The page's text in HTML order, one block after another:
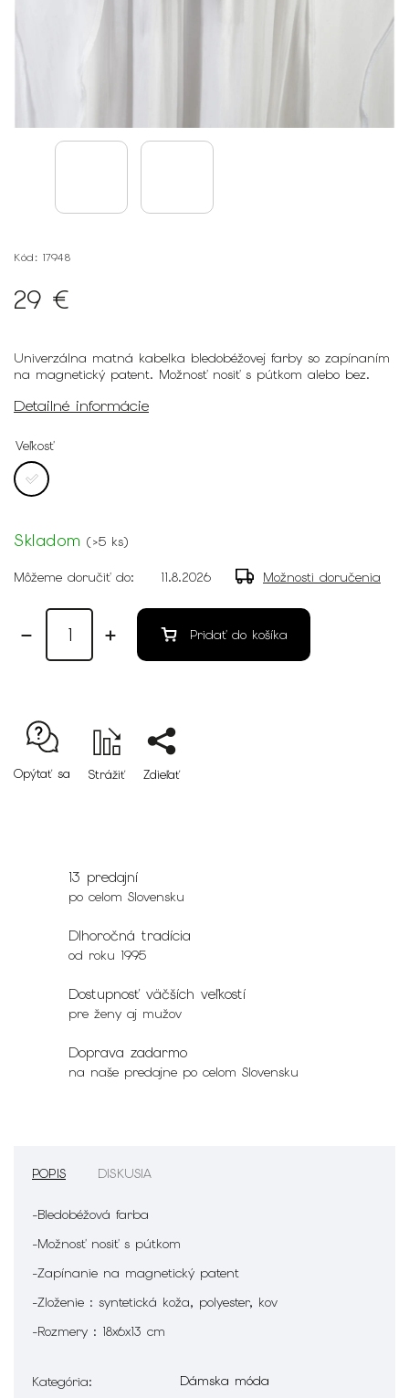
Kód: 17948
29 €
Univerzálna matná kabelka bledobéžovej farby so zapínaním
na magnetický patent. Možnosť nosiť s pútkom alebo bez.
Detailné informácie
Veľkosť
Skladom (>5 ks)
Môžeme doručiť do: 11.8.2026 Možnosti doručenia
Pridať do košíka
Opýtať sa Strážiť Zdieľať
13 predajní
po celom Slovensku
Dlhoročná tradícia
od roku 1995
Dostupnosť väčších veľkostí
pre ženy aj mužov
Doprava zadarmo
na naše predajne po celom Slovensku
POPIS DISKUSIA
-Bledobéžová farba
-Možnosť nosiť s pútkom
-Zapínanie na magnetický patent
-Zloženie : syntetická koža, polyester, kov
-Rozmery : 18x6x13 cm
Kategória: Dámska móda